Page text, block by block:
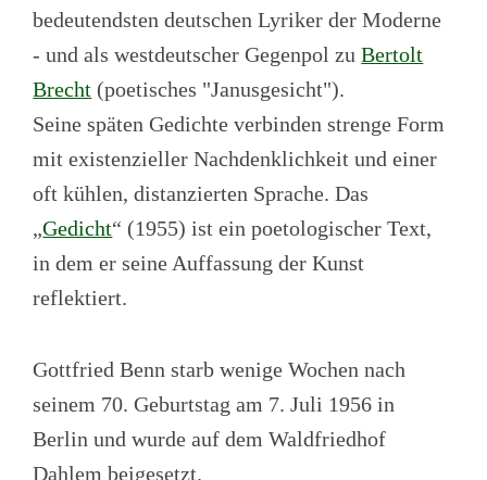
bedeutendsten deutschen Lyriker der Moderne
- und als westdeutscher Gegenpol zuBertolt
Brecht (poetisches "Janusgesicht").
Seine späten Gedichte verbinden strenge Form
mit existenzieller Nachdenklichkeit und einer
oft kühlen, distanzierten Sprache. Das
„Gedicht“ (1955) ist ein poetologischer Text,
in dem er seine Auffassung der Kunst
reflektiert.
Gottfried Benn starb wenige Wochen nach
seinem 70. Geburtstag am 7. Juli 1956 in
Berlin und wurde auf dem Waldfriedhof
Dahlem beigesetzt.